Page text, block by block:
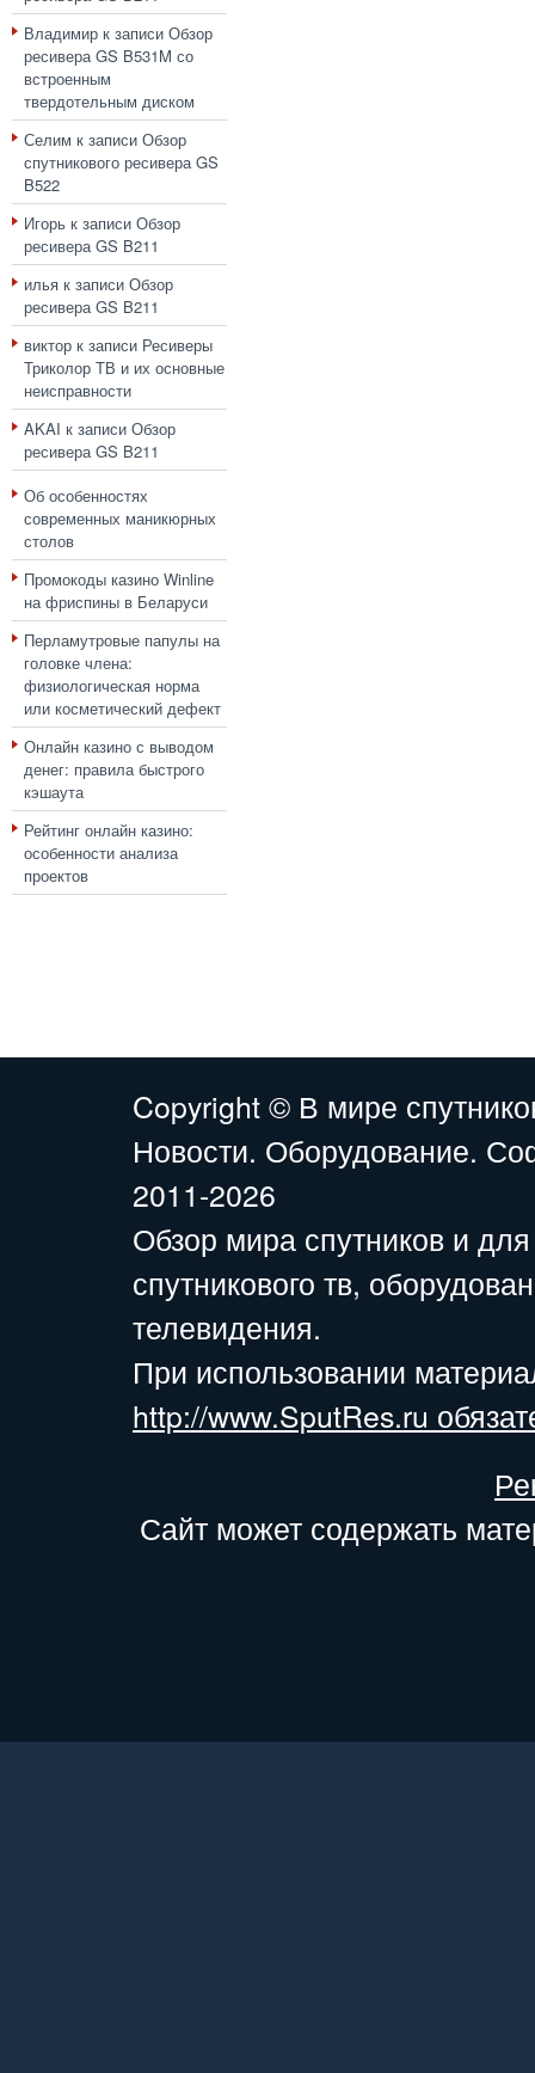
Владимир к записи Обзор
ресивера GS B531M со
встроенным
твердотельным диском
Селим к записи Обзор
спутникового ресивера GS
B522
Игорь к записи Обзор
ресивера GS B211
илья к записи Обзор
ресивера GS B211
виктор к записи Ресиверы
Триколор ТВ и их основные
неисправности
AKAI к записи Обзор
ресивера GS B211
Об особенностях
современных маникюрных
столов
Промокоды казино Winline
на фриспины в Беларуси
Перламутровые папулы на
головке члена:
физиологическая норма
или косметический дефект
Онлайн казино с выводом
денег: правила быстрого
кэшаута
Рейтинг онлайн казино:
особенности анализа
проектов
Copyright © В мире
Новости. Оборудование.
2011-2026
Обзор мира спутников и
спутникового тв,
телевидения.
При использовании
http://www.SputRes.ru
Сайт может содержать